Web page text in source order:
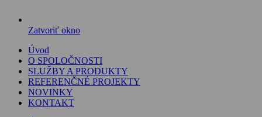
Zatvoriť okno
Úvod
O SPOLOČNOSTI
SLUŽBY A PRODUKTY
REFERENČNÉ PROJEKTY
NOVINKY
KONTAKT